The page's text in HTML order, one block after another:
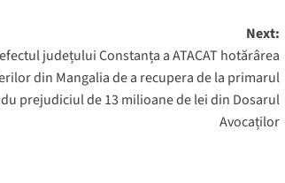
Next:
județului Constanța a ATACAT hotărârea
din Mangalia de a recupera de la primarul
prejudiciul de 13 milioane de lei din Dosarul
Avocaților